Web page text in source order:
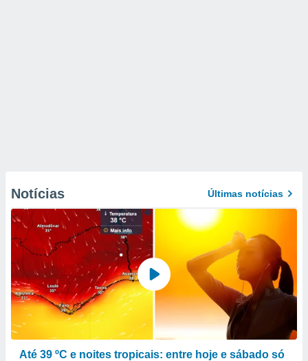
Notícias Últimas notícias
Até 39 ºC e noites tropicais: entre hoje e sábado só